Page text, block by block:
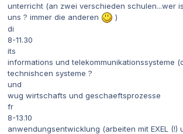
unterricht (an zwei verschieden schulen...wer
uns ? immer die anderen
)
di
8-11.30
its
informations und telekommunikationssysteme
technishcen systeme ?
und
wug wirtschafts und geschaeftsprozesse
fr
8-13.10
anwendungsentwicklung (arbeiten mit EXEL (!)